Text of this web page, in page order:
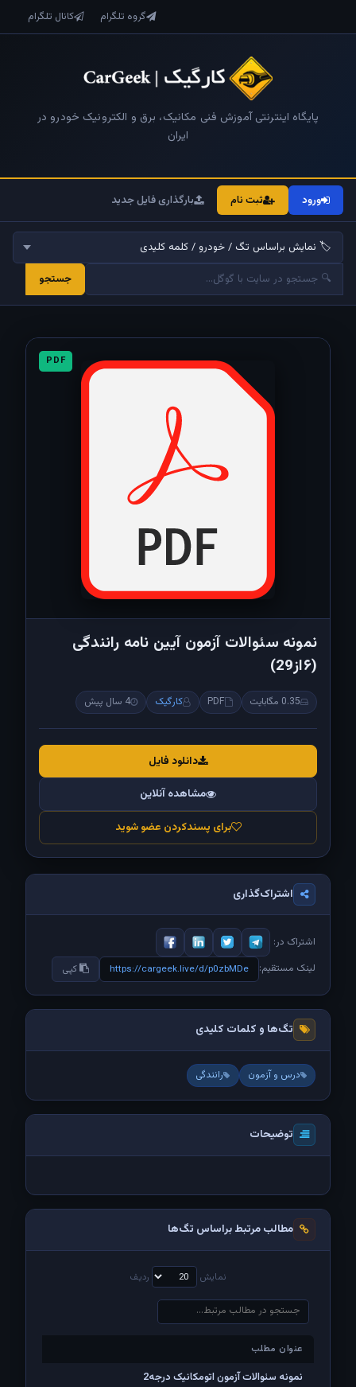
گروه تلگرام کانال تلگرام
پایگاه اینترنتی آموزش فنی مکانیک، برق و الکترونیک خودرو در
ایران
ورود ثبت نام بارگذاری فایل جدید
جستجو
PDF
نمونه سئوالات آزمون آیین نامه رانندگی
(۶از29)
0.35 مگابایت PDF کارگیک 4 سال پیش
دانلود فایل
مشاهده آنلاین
برای پسندکردن عضو شوید
اشتراک‌گذاری
اشتراک در:
لینک مستقیم: https://cargeek.live/d/p0zbMDe کپی
تگ‌ها و کلمات کلیدی
درس و آزمون رانندگی
توضیحات
مطالب مرتبط براساس تگ‌ها
نمایش ردیف
عنوان مطلب
عنوان مطلب
نمونه سئوالات آزمون اتومکانیک درجه2